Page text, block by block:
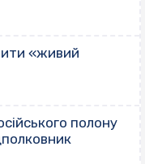
«живий
полону